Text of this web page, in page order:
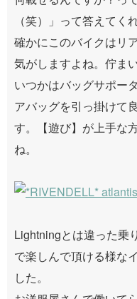
（笑）」って答えてく
確かにこのバイクはリ
気がしますよね。佇ま
いつかはバッグサポー
アバッグを引っ掛けて
す。【遊び】が上手な
ね。
Lightningとは違った乗
で楽しんで頂ける様な
した。